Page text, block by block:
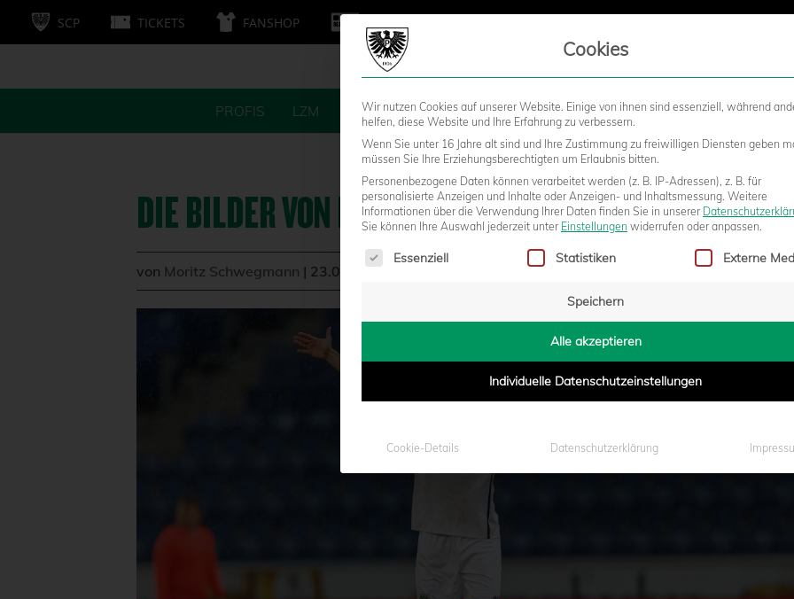
SCP TICKETS FANSHOP
PROFIS LZM FANS STADION BUSINESS KIDS
DIE BILDER VON DER WECHSELHAFTEN ALM
von Moritz Schwegmann | 23.03.2024 - 17:29
Cookies
Wir nutzen Cookies auf unserer Website. Einige von ihnen sind essenziell, während
helfen, diese Website und Ihre Erfahrung zu verbessern.
Wenn Sie unter 16 Jahre alt sind und Ihre Zustimmung zu freiwilligen Diensten geben
müssen Sie Ihre Erziehungsberechtigten um Erlaubnis bitten.
Personenbezogene Daten können verarbeitet werden (z. B. IP-Adressen), z. B. für
personalisierte Anzeigen und Inhalte oder Anzeigen- und Inhaltsmessung. Weitere
Informationen über die Verwendung Ihrer Daten finden Sie in unserer
Sie können Ihre Auswahl jederzeit unter Einstellungen widerrufen oder anpassen.
Es folgt eine Liste der Service-Gruppen, für die eine Einwilligung erteilt
Essenziell Statistiken Externe
Speichern
Alle akzeptieren
Individuelle Datenschutzeinstellungen
Cookie-Details Datenschutzerklärung